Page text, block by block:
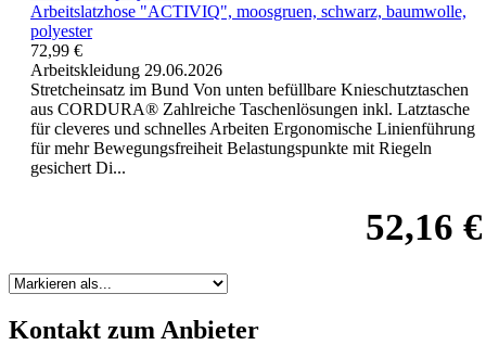
Arbeitslatzhose "ACTIVIQ", moosgruen, schwarz, baumwolle,
polyester
72,99 €
Arbeitskleidung 29.06.2026
Stretcheinsatz im Bund Von unten befüllbare Knieschutztaschen
aus CORDURA® Zahlreiche Taschenlösungen inkl. Latztasche
für cleveres und schnelles Arbeiten Ergonomische Linienführung
für mehr Bewegungsfreiheit Belastungspunkte mit Riegeln
gesichert Di...
52,16 €
Kontakt zum Anbieter